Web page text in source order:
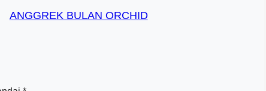
ANGGREK BULAN ORCHID